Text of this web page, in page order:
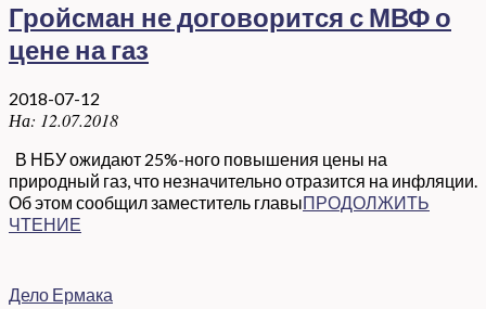
Гройсман не договорится с МВФ о
цене на газ
2018-07-12
На: 12.07.2018
В НБУ ожидают 25%-ного повышения цены на
природный газ, что незначительно отразится на инфляции.
Об этом сообщил заместитель главыПРОДОЛЖИТЬ
ЧТЕНИЕ
Дело Ермака